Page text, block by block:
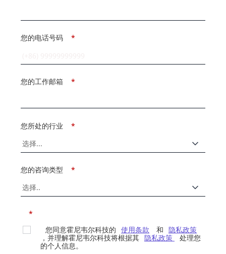
*
您的电话号码
*
您的工作邮箱
*
您所处的行业
*
您的咨询类型
*
您同意霍尼韦尔科技的 使用条款 和 隐私政策
，并理解霍尼韦尔科技将根据其 隐私政策
处理您
的个人信息。